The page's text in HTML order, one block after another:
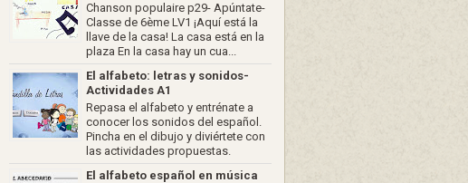
Chanson populaire p29- Apúntate-
Classe de 6ème LV1 ¡Aquí está la
llave de la casa! La casa está en la
plaza En la casa hay un cua...
El alfabeto: letras y sonidos-
Actividades A1
Repasa el alfabeto y entrénate a
conocer los sonidos del español.
Pincha en el dibujo y diviértete con
las actividades propuestas.
El alfabeto español en música